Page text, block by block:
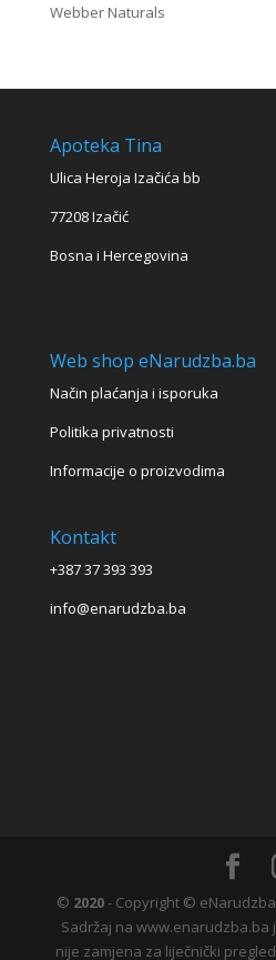
Webber Naturals
Apoteka Tina
Ulica Heroja Izačića bb
77208 Izačić
Bosna i Hercegovina
Web shop eNarudzba.ba
Način plaćanja i isporuka
Politika privatnosti
Informacije o proizvodima
Kontakt
+387 37 393 393
info@enarudzba.ba
© 2020- Copyright ©
Sadržaj na
nije zamjena za liječnički